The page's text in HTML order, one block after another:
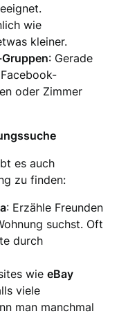
wie
kleiner.
: Gerade
oder Zimmer
es auch
zu finden:
: Erzähle Freunden
suchst. Oft
durch
wieeBay
viele
man manchmal